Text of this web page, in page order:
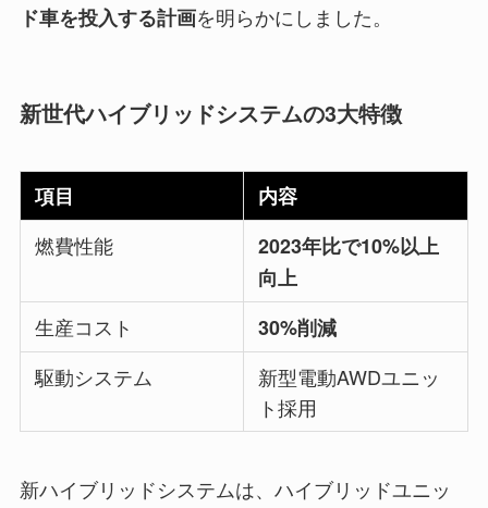
ド車を投入する計画を明らかにしました。
新世代ハイブリッドシステムの3大特徴
項目
内容
燃費性能
2023年比で10%以上
向上
生産コスト
30%削減
駆動システム
新型電動AWDユニッ
ト採用
新ハイブリッドシステムは、ハイブリッドユニッ